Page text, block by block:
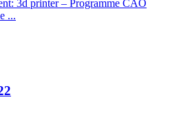
3d printer – Programme CAO
...